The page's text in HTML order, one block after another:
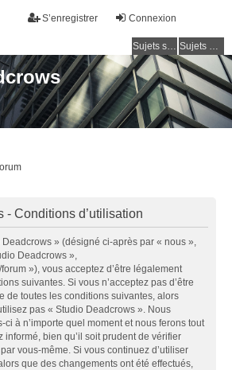
Connexion
S’enregistrer
Sujets sans réponse Sujets actifs
- Conditions d’utilisation
» (désigné ci-après par « nous »,
Deadcrows »,
»), vous acceptez d’être légalement
suivantes. Si vous n’acceptez pas d’être
de toutes les conditions suivantes, alors
pas « Studio Deadcrows ». Nous
à n’importe quel moment et nous ferons tout
informé, bien qu’il soit prudent de vérifier
vous-même. Si vous continuez d’utiliser
que des changements ont été effectués,